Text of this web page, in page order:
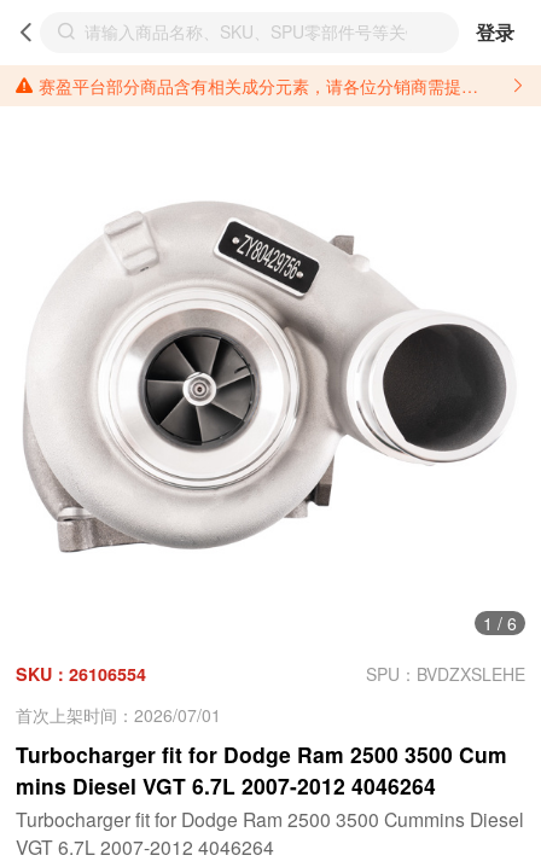
登录
赛盈平台部分商品含有相关成分元素，请各位分销商需提前了解产品材质情况，并针对其做好相关的风险把控，以免造成不必要的损失。 *美国加州65法案进一步规定了对于仅包含致癌物质，仅包含致生殖毒性物质，同时包含致癌物质和致生殖毒性物质，亦或是包含某一物质即为致癌物质又为致生殖毒性物质的产品的警示标语要求。 *新法案提供的警示标语修订并不是强制实施的，其只是避免昂贵诉讼的一种有效的方法。只要企业在保证其使用的另外的警示标语是“清晰和合理”并符合加州65法案要求的，那也是可以被接受的。*请充分了解第三方销售平台对商品上架规要求，并根据对应平台规则调整相关商品信息后进行上架，以免造成您不必要损失。 汽配产品上架注意事项： 不同第三方平台对于适配车型等信息的填写要求各有不同。例如：亚马逊明确禁止在产品标题、卖点和描述中直接使用适配车型的年份、品牌和型号信息；请您仔细研究并熟悉所销售平台关于汽配产品上架销售的具体规则，如果因上架的汽配产品信息填写不符合所销售平台要求，产生违规/侵权等问题所造成的损失需您自行承担。
1 / 6
SKU：26106554
SPU：BVDZXSLEHE
首次上架时间：2026/07/01
Turbocharger fit for Dodge Ram 2500 3500 Cum
mins Diesel VGT 6.7L 2007-2012 4046264
Turbocharger fit for Dodge Ram 2500 3500 Cummins Diesel
VGT 6.7L 2007-2012 4046264